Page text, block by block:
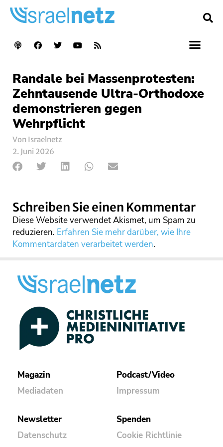
Randale bei Massenprotesten:
Zehntausende Ultra-Orthodoxe
demonstrieren gegen
Wehrpflicht
Von Israelnetz
2. Juni 2026
Schreiben Sie einen Kommentar
Diese Website verwendet Akismet, um Spam zu
reduzieren. Erfahren Sie mehr darüber, wie Ihre
Kommentardaten verarbeitet werden.
Magazin
Mediadaten
Podcast/Video
Impressum
Newsletter
Datenschutz
Spenden
Cookie Richtlinie